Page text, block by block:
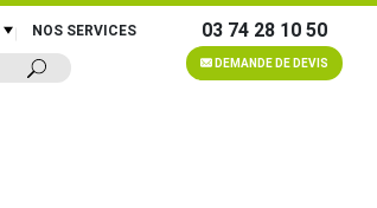
NOS SERVICES 03 74 28 10 50
DEMANDE DE DEVIS